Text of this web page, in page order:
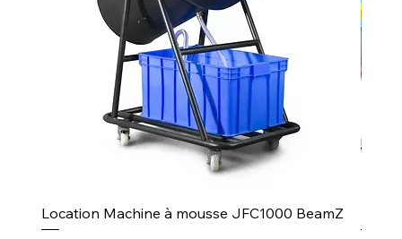
Location Machine à mousse JFC1000 BeamZ